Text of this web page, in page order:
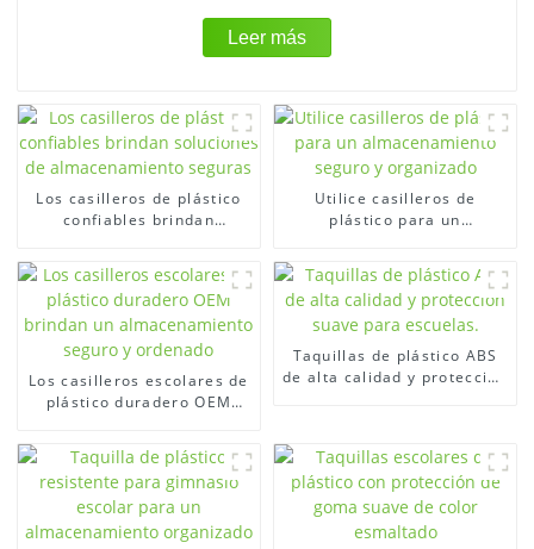
Leer más
Los casilleros de plástico
confiables brindan
almacenamiento seguras
Utilice casilleros de
plástico para un
Los casilleros escolares de
plástico duradero OEM
almacenamiento seguro y
ordenado
Taquillas de plástico ABS
de alta calidad y protección